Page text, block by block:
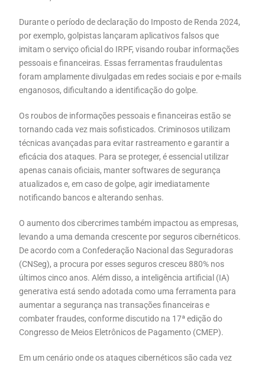
Durante o período de declaração do Imposto de Renda 2024,
por exemplo, golpistas lançaram aplicativos falsos que
imitam o serviço oficial do IRPF, visando roubar informações
pessoais e financeiras. Essas ferramentas fraudulentas
foram amplamente divulgadas em redes sociais e por e-mails
enganosos, dificultando a identificação do golpe.
Os roubos de informações pessoais e financeiras estão se
tornando cada vez mais sofisticados. Criminosos utilizam
técnicas avançadas para evitar rastreamento e garantir a
eficácia dos ataques. Para se proteger, é essencial utilizar
apenas canais oficiais, manter softwares de segurança
atualizados e, em caso de golpe, agir imediatamente
notificando bancos e alterando senhas.
O aumento dos cibercrimes também impactou as empresas,
levando a uma demanda crescente por seguros cibernéticos.
De acordo com a Confederação Nacional das Seguradoras
(CNSeg), a procura por esses seguros cresceu 880% nos
últimos cinco anos. Além disso, a inteligência artificial (IA)
generativa está sendo adotada como uma ferramenta para
aumentar a segurança nas transações financeiras e
combater fraudes, conforme discutido na 17ª edição do
Congresso de Meios Eletrônicos de Pagamento (CMEP).
Em um cenário onde os ataques cibernéticos são cada vez